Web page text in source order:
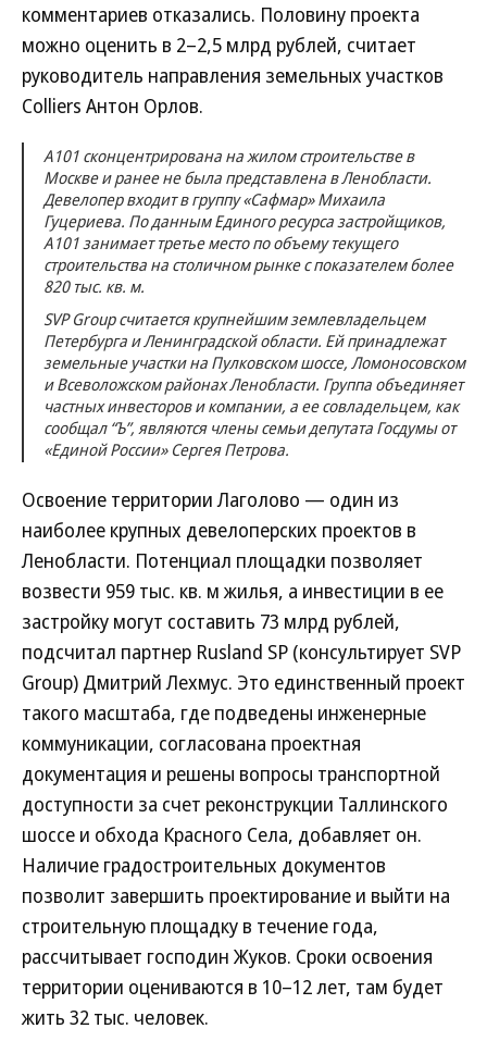
комментариев отказались. Половину проекта
можно оценить в 2–2,5 млрд рублей, считает
руководитель направления земельных участков
Colliers Антон Орлов.
А101 сконцентрирована на жилом строительстве в
Москве и ранее не была представлена в Ленобласти.
Девелопер входит в группу «Сафмар» Михаила
Гуцериева. По данным Единого ресурса застройщиков,
А101 занимает третье место по объему текущего
строительства на столичном рынке с показателем более
820 тыс. кв. м.
SVP Group считается крупнейшим землевладельцем
Петербурга и Ленинградской области. Ей принадлежат
земельные участки на Пулковском шоссе, Ломоносовском
и Всеволожском районах Ленобласти. Группа объединяет
частных инвесторов и компании, а ее совладельцем, как
сообщал “Ъ”, являются члены семьи депутата Госдумы от
«Единой России» Сергея Петрова.
Освоение территории Лаголово — один из
наиболее крупных девелоперских проектов в
Ленобласти. Потенциал площадки позволяет
возвести 959 тыс. кв. м жилья, а инвестиции в ее
застройку могут составить 73 млрд рублей,
подсчитал партнер Rusland SP (консультирует SVP
Group) Дмитрий Лехмус. Это единственный проект
такого масштаба, где подведены инженерные
коммуникации, согласована проектная
документация и решены вопросы транспортной
доступности за счет реконструкции Таллинского
шоссе и обхода Красного Села, добавляет он.
Наличие градостроительных документов
позволит завершить проектирование и выйти на
строительную площадку в течение года,
рассчитывает господин Жуков. Сроки освоения
территории оцениваются в 10–12 лет, там будет
жить 32 тыс. человек.